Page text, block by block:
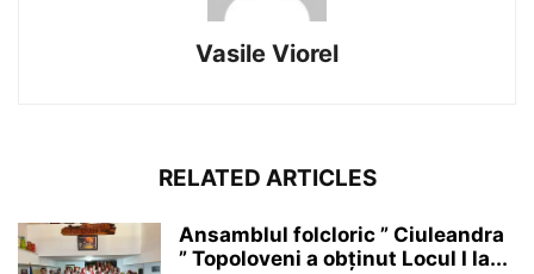
Vasile Viorel
RELATED ARTICLES
Ansamblul folcloric ” Ciuleandra
” Topoloveni a obținut Locul I la...